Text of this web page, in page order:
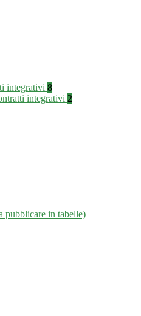
integrativi 8
integrativi 2
pubblicare in tabelle)